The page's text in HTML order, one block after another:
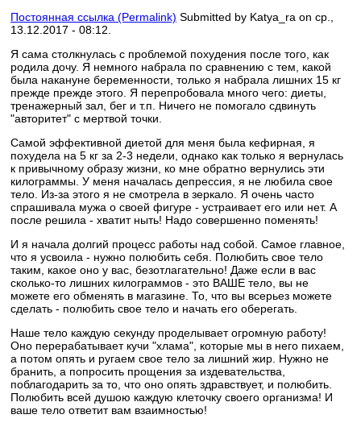
Постоянная ссылка (Permalink) Submitted by Katya_ra on ср.,
13.12.2017 - 08:12.
Я сама столкнулась с проблемой похудения после того, как
родила дочу. Я немного набрала по сравнению с тем, какой
была накануне беременности, только я набрала лишних 15 кг
прежде прежде этого. Я перепробовала много чего: диеты,
тренажерный зал, бег и т.п. Ничего не помогало сдвинуть
"авторитет" с мертвой точки.
Самой эффективной диетой для меня была кефирная, я
похудела на 5 кг за 2-3 недели, однако как только я вернулась
к привычному образу жизни, ко мне обратно вернулись эти
килограммы. У меня началась депрессия, я не любила свое
тело. Из-за этого я не смотрела в зеркало. Я очень часто
спрашивала мужа о своей фигуре - устраивает его или нет. А
после решила - хватит ныть! Надо совершенно поменять!
И я начала долгий процесс работы над собой. Самое главное,
что я усвоила - нужно полюбить себя. Полюбить свое тело
таким, какое оно у вас, безотлагательно! Даже если в вас
сколько-то лишних килограммов - это ВАШЕ тело, вы не
можете его обменять в магазине. То, что вы всерьез можете
сделать - полюбить свое тело и начать его оберегать.
Наше тело каждую секунду проделывает огромную работу!
Оно перерабатывает кучи "хлама", которые мы в него пихаем,
а потом опять и ругаем свое тело за лишний жир. Нужно не
бранить, а попросить прощения за издевательства,
поблагодарить за то, что оно опять здравствует, и полюбить.
Полюбить всей душою каждую клеточку своего организма! И
ваше тело ответит вам взаимностью!